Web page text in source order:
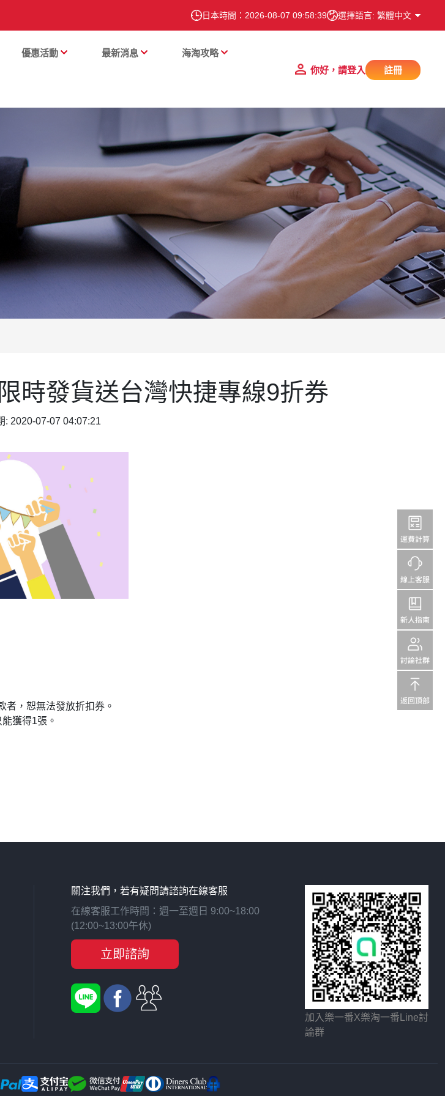
日本時間： 2026-08-07 09:58:40 選擇語言: 繁體中文
優惠活動 最新消息 海淘攻略
你好，請登入 註冊
時發貨送台灣快捷專線9折券
: 2020-07-07 04:07:21
者，恕無法發放折扣券。
獲得1張。
關注我們，若有疑問請諮詢在線客服
在線客服工作時間：週一至週日 9:00~18:00
(12:00~13:00午休)
立即諮詢
加入樂一番X樂淘一番Line討
論群